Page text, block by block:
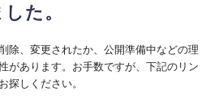
した。
除、変更されたか、公開準備中などの理
があります。お手数ですが、下記のリン
探しください。